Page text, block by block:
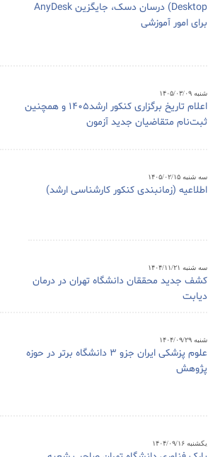
Desktop) درسان دسک، جایگزین AnyDesk
برای امور آموزشی
شنبه ۱۴۰۵/۰۳/۰۹
اعلام تاریخ برگزاری کنکور ارشد1405 و همچنین
ثبت‌نام متقاضیان جدید آزمون
سه شنبه ۱۴۰۵/۰۲/۱۵
اطلاعیه (زمانبندی کنکور کارشناسی ارشد)
سه شنبه ۱۴۰۴/۱۱/۲۱
کشف جدید محققان دانشگاه تهران در درمان
دیابت
شنبه ۱۴۰۴/۰۹/۲۹
علوم پزشکی ایران جزو ۳ دانشگاه برتر در حوزه
پژوهش
یکشنبه ۱۴۰۴/۰۹/۱۶